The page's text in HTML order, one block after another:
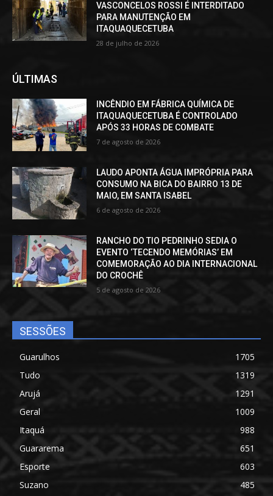
VASCONCELOS ROSSI É INTERDITADO
PARA MANUTENÇÃO EM
ITAQUAQUECETUBA
28 de julho de 2026
ÚLTIMAS
INCÊNDIO EM FÁBRICA QUÍMICA DE
ITAQUAQUECETUBA É CONTROLADO
APÓS 33 HORAS DE COMBATE
7 de agosto de 2026
LAUDO APONTA ÁGUA IMPRÓPRIA PARA
CONSUMO NA BICA DO BAIRRO 13 DE
MAIO, EM SANTA ISABEL
6 de agosto de 2026
RANCHO DO TIO PEDRINHO SEDIA O
EVENTO ‘TECENDO MEMÓRIAS’ EM
COMEMORAÇÃO AO DIA INTERNACIONAL
DO CROCHÊ
5 de agosto de 2026
SESSÕES
Guarulhos
1705
Tudo
1319
Arujá
1291
Geral
1009
Itaquá
988
Guararema
651
Esporte
603
Suzano
485